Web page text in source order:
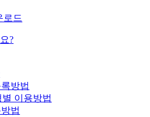
로드
?
방법
별 이용방법
법